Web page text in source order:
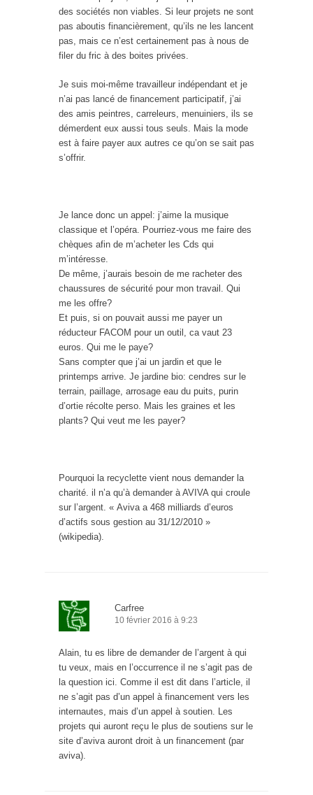
des sociétés non viables. Si leur projets ne sont
pas aboutis financièrement, qu’ils ne les lancent
pas, mais ce n’est certainement pas à nous de
filer du fric à des boites privées.
Je suis moi-même travailleur indépendant et je
n’ai pas lancé de financement participatif, j’ai
des amis peintres, carreleurs, menuiniers, ils se
démerdent eux aussi tous seuls. Mais la mode
est à faire payer aux autres ce qu’on se sait pas
s’offrir.
Je lance donc un appel: j’aime la musique
classique et l’opéra. Pourriez-vous me faire des
chèques afin de m’acheter les Cds qui
m’intéresse.
De même, j’aurais besoin de me racheter des
chaussures de sécurité pour mon travail. Qui
me les offre?
Et puis, si on pouvait aussi me payer un
réducteur FACOM pour un outil, ca vaut 23
euros. Qui me le paye?
Sans compter que j’ai un jardin et que le
printemps arrive. Je jardine bio: cendres sur le
terrain, paillage, arrosage eau du puits, purin
d’ortie récolte perso. Mais les graines et les
plants? Qui veut me les payer?
Pourquoi la recyclette vient nous demander la
charité. il n’a qu’à demander à AVIVA qui croule
sur l’argent. « Aviva a 468 milliards d’euros
d’actifs sous gestion au 31/12/2010 »
(wikipedia).
Carfree
10 février 2016 à 9:23
Alain, tu es libre de demander de l’argent à qui
tu veux, mais en l’occurrence il ne s’agit pas de
la question ici. Comme il est dit dans l’article, il
ne s’agit pas d’un appel à financement vers les
internautes, mais d’un appel à soutien. Les
projets qui auront reçu le plus de soutiens sur le
site d’aviva auront droit à un financement (par
aviva).